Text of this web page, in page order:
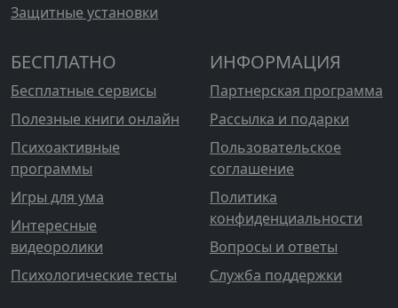
Защитные установки
БЕСПЛАТНО
Бесплатные сервисы
Полезные книги онлайн
Психоактивные
программы
Игры для ума
Интересные
видеоролики
Психологические тесты
ИНФОРМАЦИЯ
Партнерская программа
Рассылка и подарки
Пользовательское
соглашение
Политика
конфиденциальности
Вопросы и ответы
Служба поддержки